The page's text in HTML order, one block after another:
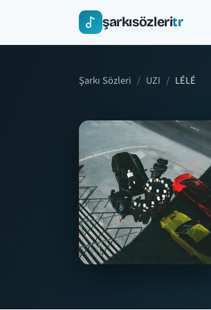
şarkısözleritr
Şarkı Sözleri UZI LÉLÉ